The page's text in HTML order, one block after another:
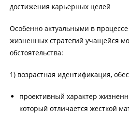
достижения карьерных целей
Особенно актуальными в
жизненных стратегий учащейся
обстоятельства:
1) возрастная идентификация,
проективный характер
который отличается жесткой